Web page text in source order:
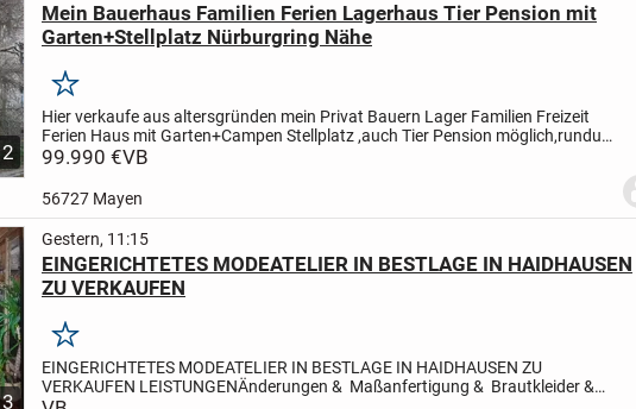
2
Mein Bauerhaus Familien Ferien Lagerhaus Tier Pension mit
Garten+Stellplatz Nürburgring Nähe
Merken
Hier verkaufe aus altersgründen mein Privat Bauern Lager Familien Freizeit
Ferien Haus mit Garten+Campen Stellplatz ,auch Tier Pension möglich,rundum
Grundstück 205 qm+mehr möglich,Haus 100qm,9...
99.990 €VB
56727 Mayen
3
Gestern, 11:15
EINGERICHTETES MODEATELIER IN BESTLAGE IN HAIDHAUSEN
ZU VERKAUFEN
Merken
EINGERICHTETES MODEATELIER IN BESTLAGE IN HAIDHAUSEN ZU
VERKAUFEN LEISTUNGENÄnderungen & Maßanfertigung & Brautkleider &